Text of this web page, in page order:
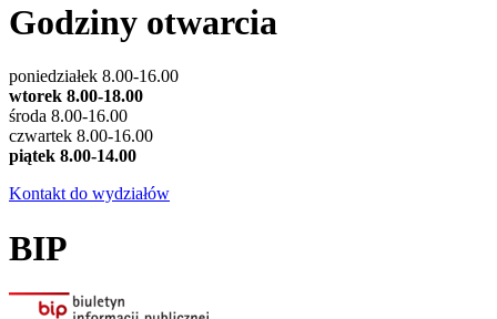
Godziny otwarcia
poniedziałek 8.00-16.00
wtorek 8.00-18.00
środa 8.00-16.00
czwartek 8.00-16.00
piątek 8.00-14.00
Kontakt do wydziałów
BIP